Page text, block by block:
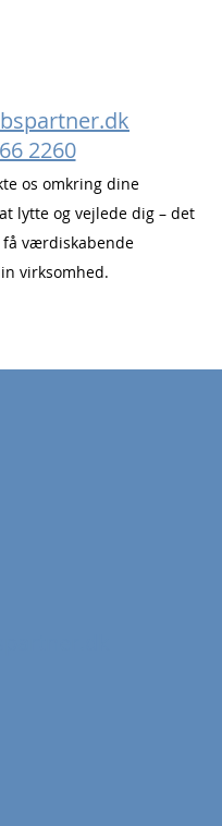
2260
os omkring dine
lytte og vejlede dig – det
få værdiskabende
virksomhed.